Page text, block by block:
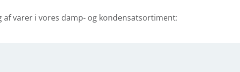
af varer i vores damp- og kondensatsortiment: